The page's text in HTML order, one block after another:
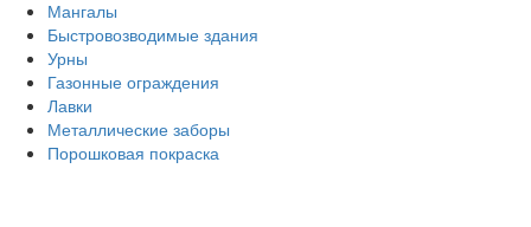
Мангалы
Быстровозводимые здания
Урны
Газонные ограждения
Лавки
Металлические заборы
Порошковая покраска